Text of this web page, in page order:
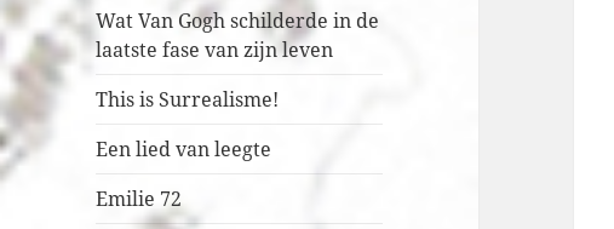
Wat Van Gogh schilderde in de
laatste fase van zijn leven
This is Surrealisme!
Een lied van leegte
Emilie 72